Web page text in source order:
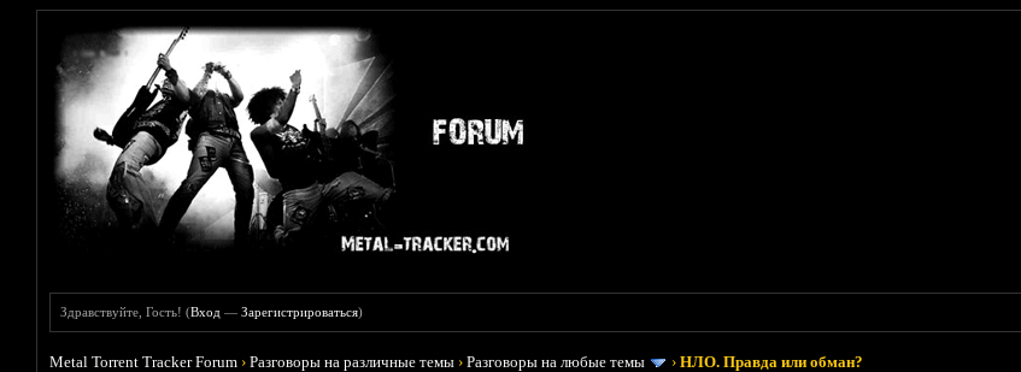
Здравствуйте, Гость! (Вход —Зарегистрироваться)
Metal Torrent Tracker Forum ›Разговоры на различные темы ›Разговоры на любые темы ›НЛО. Правда или обман?